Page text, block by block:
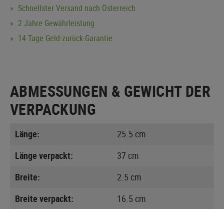
Schnellster Versand nach Österreich
2 Jahre Gewährleistung
14 Tage Geld-zurück-Garantie
ABMESSUNGEN & GEWICHT DER
VERPACKUNG
Länge:
25.5 cm
Länge verpackt:
37 cm
Breite:
2.5 cm
Breite verpackt:
16.5 cm